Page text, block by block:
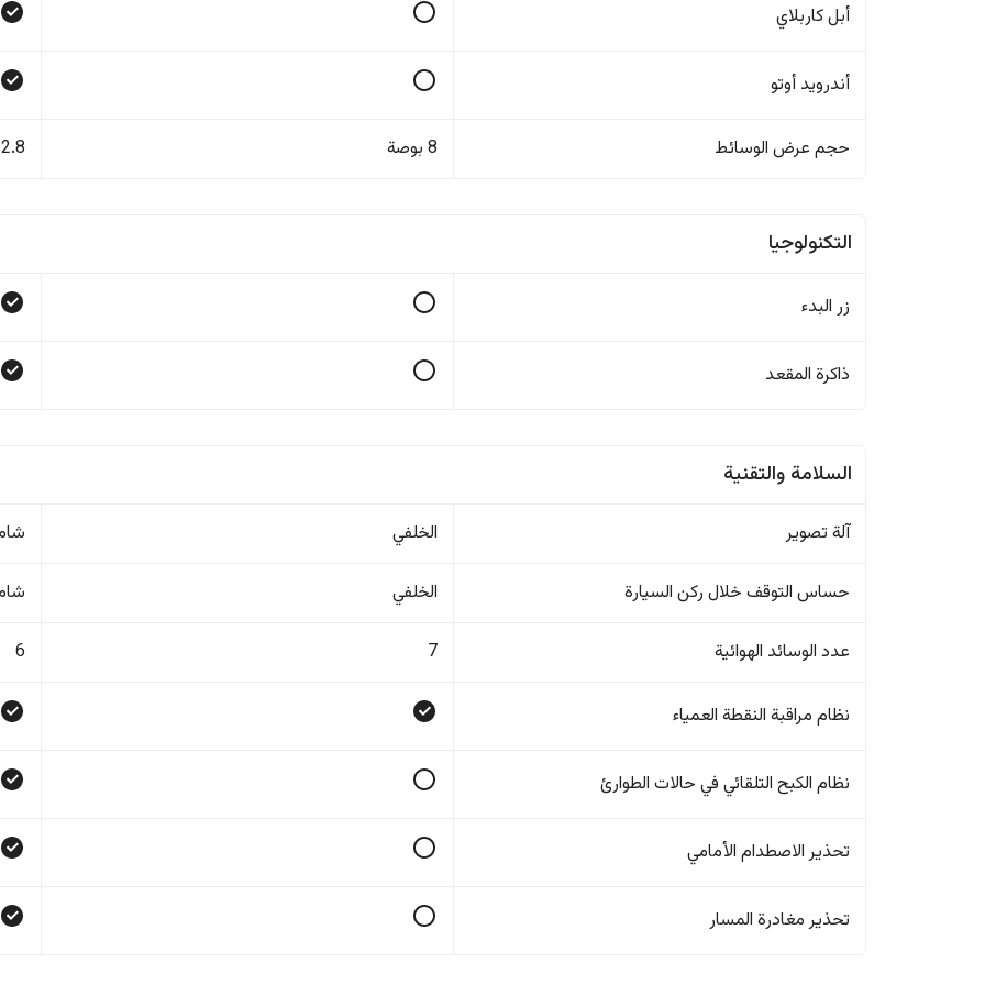
أبل كاربلاي
أندرويد أوتو
حجم عرض الوسائط 8 بوصة 12.8
التكنولوجيا
زر البدء
ذاكرة المقعد
السلامة والتقنية
آلة تصوير الخلفي
حساس التوقف خلال ركن السيارة الخلفي
عدد الوسائد الهوائية 7
6
نظام مراقبة النقطة العمياء
نظام الكبح التلقائي في حالات الطوارئ
تحذير الاصطدام الأمامي
تحذير مغادرة المسار